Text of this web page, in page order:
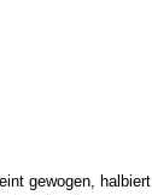
gewogen, halbiert